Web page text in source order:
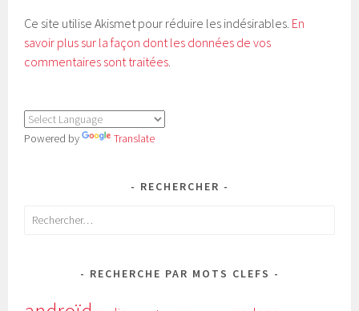
Ce site utilise Akismet pour réduire les indésirables. En
savoir plus sur la façon dont les données de vos
commentaires sont traitées
Powered by Translate
RECHERCHER
Rechercher :
RECHERCHE PAR MOTS CLEFS